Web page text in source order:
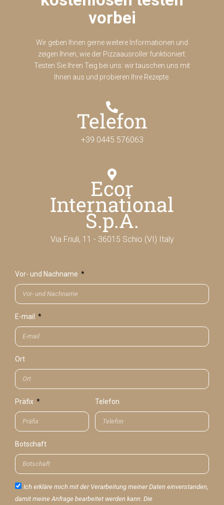
vorbei
Wir geben Ihnen gerne weitere Informationen und
zeigen Ihnen, wie der Pizzaausroller funktioniert.
Testen Sie Ihren Teig bei uns: wir tauschen uns mit
Ihnen aus und probieren Ihre Rezepte.
Telefon
+39 0445 576063
Ecor
International
S.p.A.
Via Friuli, 11 - 36015 Schio (VI) Italy
Vor- und Nachname
E-mail
Ort
Präfix Telefon
Botschaft
Ich erkläre mich mit der Verarbeitung meiner Daten einverstanden,
damit meine Anfrage bearbeitet werden kann. Die